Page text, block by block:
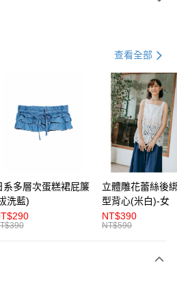
證，即可結帳。
查看全部
系多層次蛋糕裙屁簾
洗藍)
立體雕花蕾絲後
型背心(米白)-女
NT$390
NT$590